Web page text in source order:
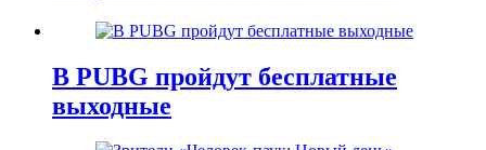
В PUBG пройдут бесплатные
выходные